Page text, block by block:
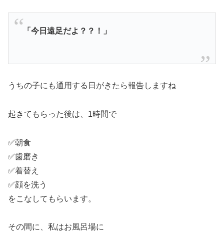
「今日遠足だよ？？！」
うちの子にも通用する日がきたら報告しますね
起きてもらった後は、1時間で
✅朝食
✅歯磨き
✅着替え
✅顔を洗う
をこなしてもらいます。
その間に、私はお風呂場に